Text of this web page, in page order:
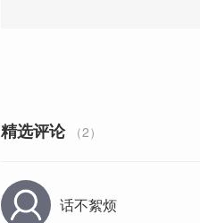
精选评论 （2）
话不絮烦